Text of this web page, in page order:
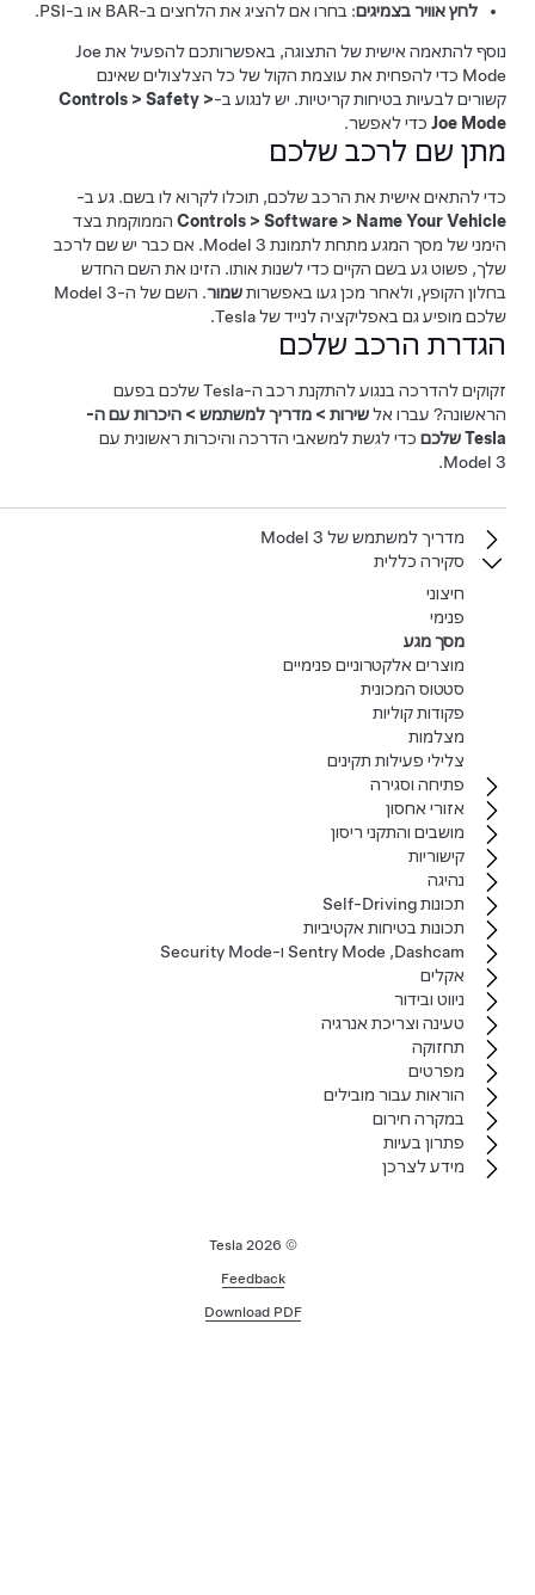
לחץ אוויר בצמיגים: בחרו אם להציג את הלחצים ב-BAR או ב-PSI.
נוסף להתאמה אישית של התצוגה, באפשרותכם להפעיל את Joe
Mode כדי להפחית את עוצמת הקול של כל הצלצולים שאינם
קשורים לבעיות בטיחות קריטיות. יש לנגוע ב-
Controls>Safety>
Joe Mode כדי לאפשר.
מתן שם לרכב שלכם
כדי להתאים אישית את הרכב שלכם, תוכלו לקרוא לו בשם. גע ב-
Controls>Software>Name Your Vehicle
הממוקמת בצד
הימני של מסך המגע מתחת לתמונתModel 3. אם כבר יש שם לרכב
שלך, פשוט גע בשם הקיים כדי לשנות אותו. הזינו את השם החדש
בחלון הקופץ, ולאחר מכן געו באפשרותשמור. השם של ה-Model 3
שלכם מופיע גם באפליקציה לנייד של Tesla.
הגדרת הרכב שלכם
זקוקים להדרכה בנגוע להתקנת רכב ה-Tesla שלכם בפעם
הראשונה? עברו אלשירות>מדריך למשתמש>היכרות עם ה-
Tesla שלכם
כדי לגשת למשאבי הדרכה והיכרות ראשונית עם
Model 3
.
מדריך למשתמש של‏ Model 3‏
סקירה כללית
חיצוני
פנימי
מסך מגע
מוצרים אלקטרוניים פנימיים
סטטוס המכונית
פקודות קוליות
מצלמות
צלילי פעילות תקינים
פתיחה וסגירה
אזורי אחסון
מושבים והתקני ריסון
קישוריות
נהיגה
תכונות Self-Driving
תכונות בטיחות אקטיביות
Dashcam‏, Sentry Mode ו-Security Mode
אקלים
ניווט ובידור
טעינה וצריכת אנרגיה
תחזוקה
מפרטים
הוראות עבור מובילים
במקרה חירום
פתרון בעיות
מידע לצרכן
2026
Feedback
Download PDF